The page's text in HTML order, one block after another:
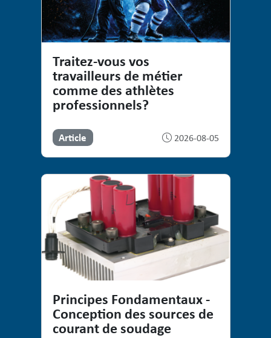
Traitez-vous vos
travailleurs de métier
comme des athlètes
professionnels?
Article 2026-08-05
Principes Fondamentaux -
Conception des sources de
courant de soudage